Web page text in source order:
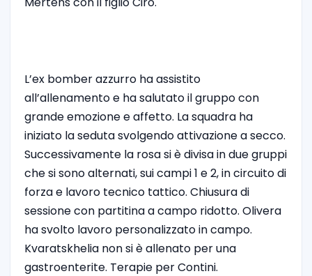
L’ex bomber azzurro ha assistito
all’allenamento e ha salutato il gruppo con
grande emozione e affetto. La squadra ha
iniziato la seduta svolgendo attivazione a secco.
Successivamente la rosa si è divisa in due gruppi
che si sono alternati, sui campi 1 e 2, in circuito di
forza e lavoro tecnico tattico. Chiusura di
sessione con partitina a campo ridotto. Olivera
ha svolto lavoro personalizzato in campo.
Kvaratskhelia non si è allenato per una
gastroenterite. Terapie per Contini.